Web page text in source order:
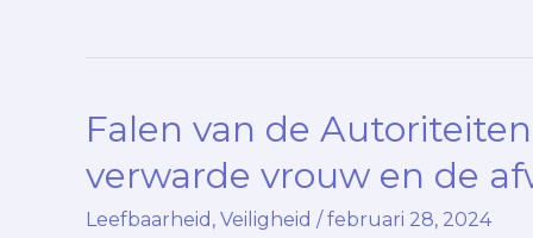
Falen van de
verwarde vrouw en de
Leefbaarheid , Veiligheid /februari 28, 2024
Falen
de
Autoriteiten: